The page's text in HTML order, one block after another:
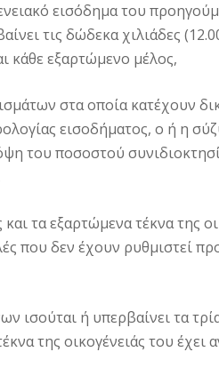
εισόδημα του
τις δώδεκα χιλιάδες
κάθε εξαρτώμενο μέλος,
στα οποία κατέχουν
εισοδήματος, ο ή η
του ποσοστού
τα εξαρτώμενα τέκνα της
που δεν έχουν ρυθμιστεί
ισούται ή υπερβαίνει τα
της οικογένειάς του έχει